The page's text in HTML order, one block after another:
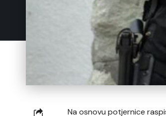
Na osnovu potjernice